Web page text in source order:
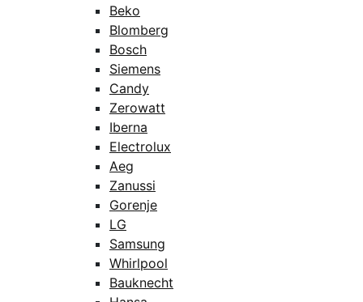
Beko
Blomberg
Bosch
Siemens
Candy
Zerowatt
Iberna
Electrolux
Aeg
Zanussi
Gorenje
LG
Samsung
Whirlpool
Bauknecht